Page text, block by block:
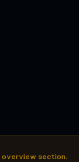
overview section.